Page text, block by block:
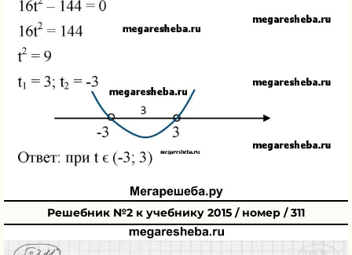
Решебник №2 к учебнику 2015 / номер / 311